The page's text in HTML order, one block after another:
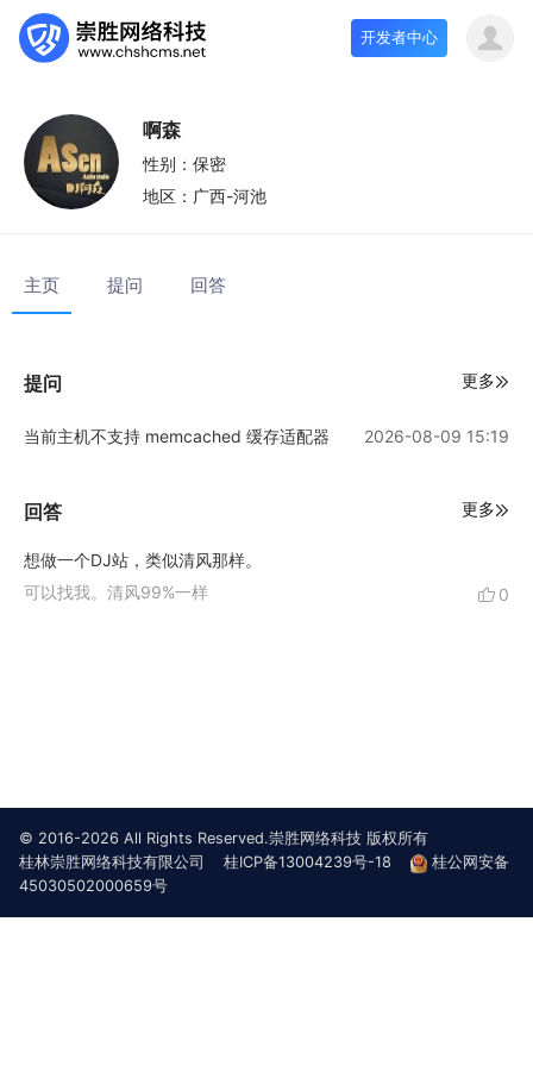
开发者中心
啊森
性别： 保密
地区： 广西-河池
主页 提问 回答
提问 更多
当前主机不支持 memcached 缓存适配器 2026-08-09 15:19
回答 更多
想做一个DJ站，类似清风那样。
可以找我。清风99%一样
0
© 2016-2026 All Rights Reserved.崇胜网络科技 版权所有
桂林崇胜网络科技有限公司
桂ICP备13004239号-18
桂公网安备
45030502000659号